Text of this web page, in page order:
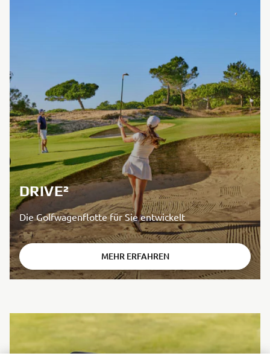
DRIVE²
Die Golfwagenflotte für Sie entwickelt
MEHR ERFAHREN